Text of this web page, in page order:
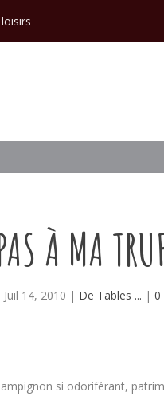
À MA
Juil 14, 2010 | De Tables ... |0
si odoriférant,